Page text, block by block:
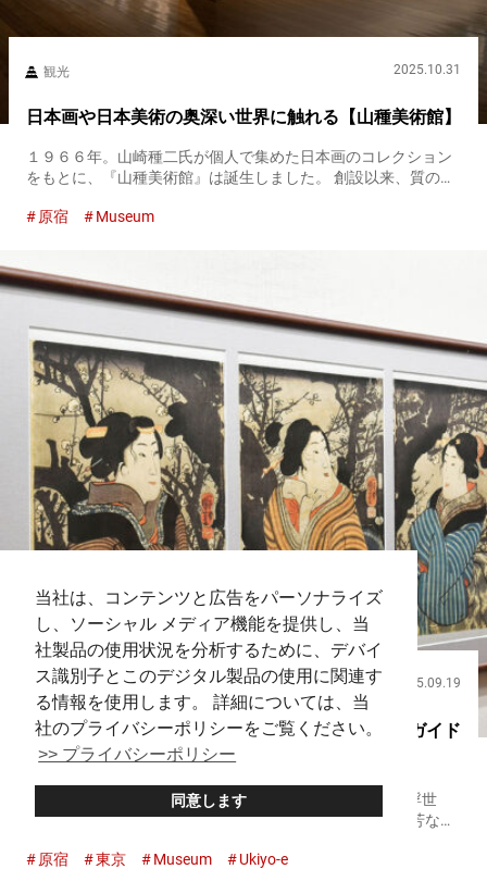
当社は、コンテンツと広告をパーソナライズ
し、ソーシャル メディア機能を提供し、当
社製品の使用状況を分析するために、デバイ
ス識別子とこのデジタル製品の使用に関連す
る情報を使用します。 詳細については、当
社のプライバシーポリシーをご覧ください。
>> プライバシーポリシー
同意します
観光 2025.10.31
日本画や日本美術の奥深い世界に触れる【山種美術館】
１９６６年。山崎種二氏が個人で集めた日本画のコレクション
をもとに、『山種美術館』は誕生しました。 創設以来、質の高
に、古画や浮世絵、油彩画など約１８００点の作品を所蔵して
原宿 Museum
観光 2025.09.19
定番から穴場まで、浮世絵ファンのための美術館ガイド
【４選】
日本で生まれ、今や世界中の美術館で高い評価を受ける浮世
絵。 葛飾北斎を筆頭に、歌川広重、東洲斎写楽、歌川国芳な
もちろん、浮世絵を楽しめる美術館は日本にも。むしろ、浮世
原宿 東京 Museum Ukiyo-e